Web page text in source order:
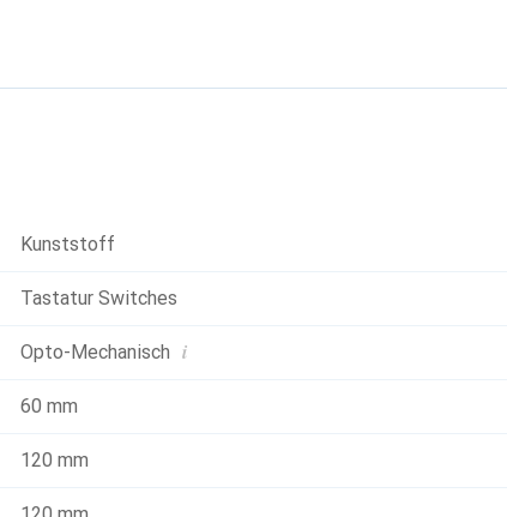
ermöglichen sie ein völlig neues Tipp- und Spielerlebnis.
bei Gamern beliebtesten Switches. Sie sind sehr
Der Auslösepunkt ist bei dem linearen Switch
es nicht. Die sehr niedrige Betätigungskraft von 45 g macht
Kunststoff
Tastatur Switches
Opto-Mechanisch i
60 mm
120 mm